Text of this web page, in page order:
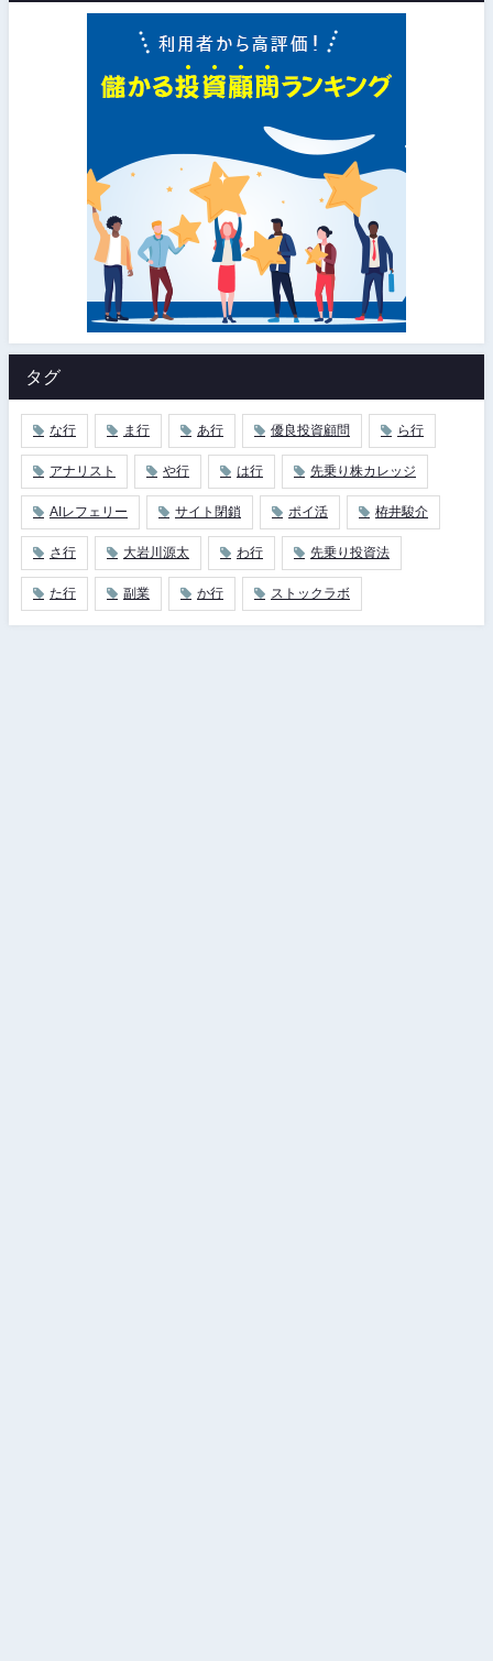
タグ
な行 ま行 あ行 優良投資顧問 ら行
アナリスト や行 は行 先乗り株カレッジ
AIレフェリー サイト閉鎖 ポイ活 栫井駿介
さ行 大岩川源太 わ行 先乗り投資法
た行 副業 か行 ストックラボ